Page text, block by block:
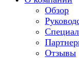
Обзор
Отзывы